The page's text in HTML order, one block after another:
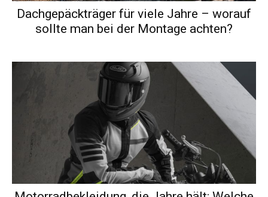
Dachgepäckträger für viele Jahre – worauf
sollte man bei der Montage achten?